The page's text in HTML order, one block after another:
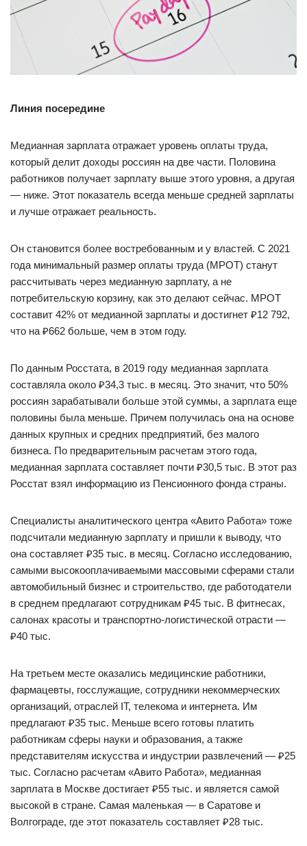
Линия посередине
Медианная зарплата отражает уровень оплаты труда,
который делит доходы россиян на две части. Половина
работников получает зарплату выше этого уровня, а другая
— ниже. Этот показатель всегда меньше средней зарплаты
и лучше отражает реальность.
Он становится более востребованным и у властей. С 2021
года минимальный размер оплаты труда (МРОТ) станут
рассчитывать через медианную зарплату, а не
потребительскую корзину, как это делают сейчас. МРОТ
составит 42% от медианной зарплаты и достигнет ₽12 792,
что на ₽662 больше, чем в этом году.
По данным Росстата, в 2019 году медианная зарплата
составляла около ₽34,3 тыс. в месяц. Это значит, что 50%
россиян зарабатывали больше этой суммы, а зарплата еще
половины была меньше. Причем получилась она на основе
данных крупных и средних предприятий, без малого
бизнеса. По предварительным расчетам этого года,
медианная зарплата составляет почти ₽30,5 тыс. В этот раз
Росстат взял информацию из Пенсионного фонда страны.
Специалисты аналитического центра «Авито Работа» тоже
подсчитали медианную зарплату и пришли к выводу, что
она составляет ₽35 тыс. в месяц. Согласно исследованию,
самыми высокооплачиваемыми массовыми сферами стали
автомобильный бизнес и строительство, где работодатели
в среднем предлагают сотрудникам ₽45 тыс. В фитнесах,
салонах красоты и транспортно-логистической отрасти —
₽40 тыс.
На третьем месте оказались медицинские работники,
фармацевты, госслужащие, сотрудники некоммерческих
организаций, отраслей IT, телекома и интернета. Им
предлагают ₽35 тыс. Меньше всего готовы платить
работникам сферы науки и образования, а также
представителям искусства и индустрии развлечений — ₽25
тыс. Согласно расчетам «Авито Работа», медианная
зарплата в Москве достигает ₽55 тыс. и является самой
высокой в стране. Самая маленькая — в Саратове и
Волгограде, где этот показатель составляет ₽28 тыс.